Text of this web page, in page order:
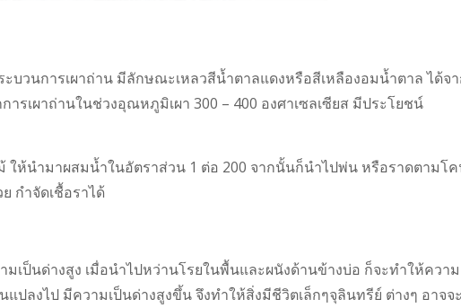
บวนการเผาถ่าน มีลักษณะเหลวสีน้ำตาลแดงหรือสีเหลืองอมน้ำตาล ได้จ
รเผาถ่านในช่วงอุณหภูมิเผา 300 – 400 องศาเซลเซียส มีประโยชน์
ให้นำมาผสมน้ำในอัตราส่วน 1 ต่อ 200 จากนั้นก็นำไปพ่น หรือราดตามโ
กำจัดเชื้อราได้
ป็นด่างสูง เมื่อนำไปหว่านโรยในพื้นและผนังด้านข้างบ่อ ก็จะทำให้ความ
แปลงไป มีความเป็นด่างสูงขึ้น จึงทำให้สิ่งมีชีวิตเล็กๆจุลินทรีย์ ต่างๆ อาจจ